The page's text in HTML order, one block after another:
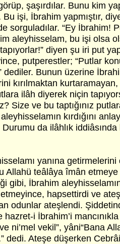
şaşırdılar. Bunu kim
Bu işi, İbrahim yapmıştır,
sorguladılar. “Ey İbrahim!
aleyhisselam, bu işi olsa
diyen şu iri put
putperestler; “Putlar
dediler. Bunun üzerine
kırılmaktan
ilâh diyerek niçin
Size ve bu taptığınız
kırdığını
da ilâhlık iddiâsında
yanına
Allahü teâlâya îmân
gibi, İbrahim
hapsettirdi ve
odunlar ateşlendi.
hazret-i İbrahim’i
ni’mel vekil”, yâni“Bana
dedi. Ateşe düşerken